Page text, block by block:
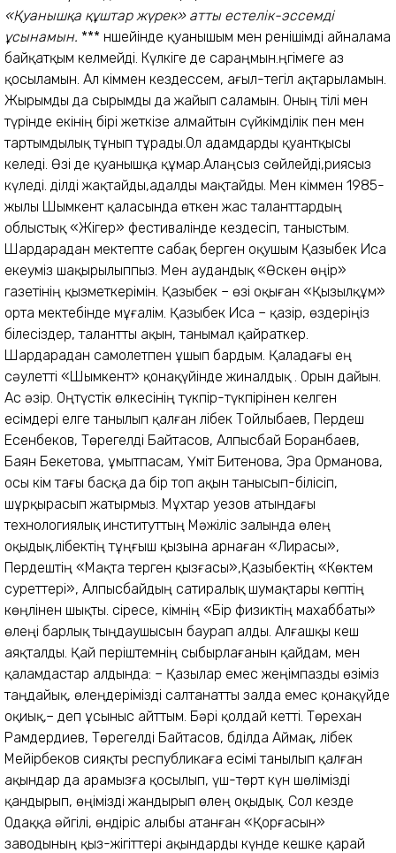
«Қуанышқа құштар жүрек» атты естелік-эссемді
ұсынамын. *** Әншейінде қуанышым мен ренішімді айналама
байқатқым келмейді. Күлкіге де сараңмын.Әңгімеге аз
қосыламын. Ал Әкіммен кездессем, ағыл-тегіл ақтарыламын.
Жырымды да сырымды да жайып саламын. Оның тілі мен
түрінде екінің бірі жеткізе алмайтын сүйкімділік пен мен
тартымдылық тұнып тұрады.Ол адамдарды қуантқысы
келеді. Өзі де қуанышқа құмар.Алаңсыз сөйлейді,риясыз
күледі. Әділді жақтайды,адалды мақтайды. Мен Әкіммен 1985-
жылы Шымкент қаласында өткен жас таланттардың
облыстық «Жігер» фестивалінде кездесіп, таныстым.
Шардарадан мектепте сабақ берген оқушым Қазыбек Иса
екеуміз шақырылыппыз. Мен аудандық «Өскен өңір»
газетінің қызметкерімін. Қазыбек – өзі оқыған «Қызылқұм»
орта мектебінде мұғалім. Қазыбек Иса – қазір, өздеріңіз
білесіздер, талантты ақын, танымал қайраткер.
Шардарадан самолетпен ұшып бардым. Қаладағы ең
сәулетті «Шымкент» қонақүйінде жиналдық . Орын дайын.
Ас әзір. Оңтүстік өлкесінің түкпір-түкпірінен келген
есімдері елге танылып қалған Әлібек Тойлыбаев, Пердеш
Есенбеков, Төрегелді Байтасов, Алпысбай Боранбаев,
Баян Бекетова, ұмытпасам, Үміт Битенова, Эра Орманова,
осы Әкім тағы басқа да бір топ ақын танысып-білісіп,
шұрқырасып жатырмыз. Мұхтар Әуезов атындағы
технологиялық институттың Мәжіліс залында өлең
оқыдық.Әлібектің тұңғыш қызына арнаған «Лирасы»,
Пердештің «Мақта терген қызғасы»,Қазыбектің «Көктем
суреттері», Алпысбайдың сатиралық шумақтары көптің
көңлінен шықты. Әсіресе, Әкімнің «Бір физиктің махаббаты»
өлеңі барлық тыңдаушысын баурап алды. Алғашқы кеш
аяқталды. Қай періштемнің сыбырлағанын қайдам, мен
қаламдастар алдында: – Қазылар емес жеңімпазды өзіміз
таңдайық, өлеңдерімізді салтанатты залда емес қонақүйде
оқиық,– деп ұсыныс айттым. Бәрі қолдай кетті. Төрехан
Рамдердиев, Төрегелді Байтасов, Әбділда Аймақ, Әлібек
Мейірбеков сияқты республикаға есімі танылып қалған
ақындар да арамызға қосылып, үш-төрт күн шөлімізді
қандырып, өңімізді жандырып өлең оқыдық. Сол кезде
Одаққа әйгілі, өндіріс алыбы атанған «Қорғасын»
заводының қыз-жігіттері ақындарды күнде кешке қарай